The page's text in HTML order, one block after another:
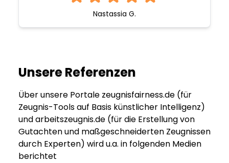
Nastassia G.
Unsere Referenzen
Über unsere Portale zeugnisfairness.de (für
Zeugnis-Tools auf Basis künstlicher Intelligenz)
und arbeitszeugnis.de (für die Erstellung von
Gutachten und maßgeschneiderten Zeugnissen
durch Experten) wird u.a. in folgenden Medien
berichtet